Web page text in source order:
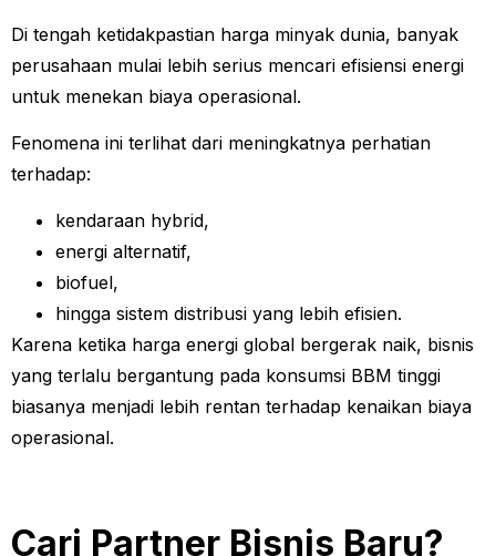
Di tengah ketidakpastian harga minyak dunia, banyak
perusahaan mulai lebih serius mencari efisiensi energi
untuk menekan biaya operasional.
Fenomena ini terlihat dari meningkatnya perhatian
terhadap:
kendaraan hybrid,
energi alternatif,
biofuel,
hingga sistem distribusi yang lebih efisien.
Karena ketika harga energi global bergerak naik, bisnis
yang terlalu bergantung pada konsumsi BBM tinggi
biasanya menjadi lebih rentan terhadap kenaikan biaya
operasional.
Cari Partner Bisnis Baru?